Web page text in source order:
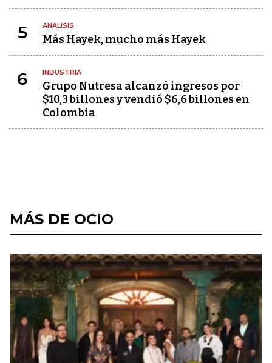
5 ANÁLISIS
Más Hayek, mucho más Hayek
6 INDUSTRIA
Grupo Nutresa alcanzó ingresos por
$10,3 billones y vendió $6,6 billones en
Colombia
MÁS DE OCIO